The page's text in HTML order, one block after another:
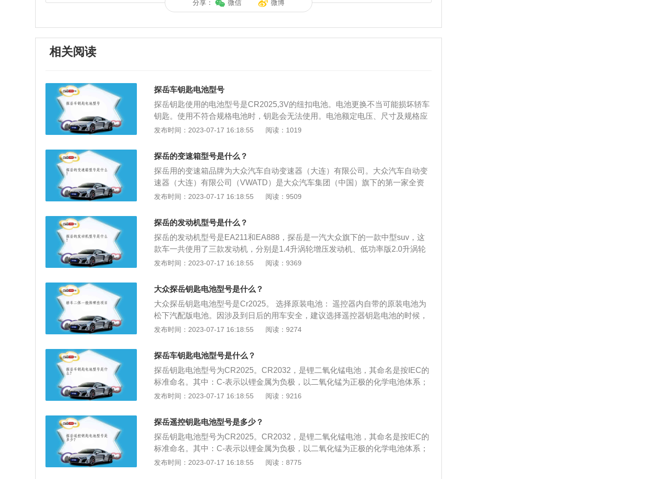
分享： 微信 微博
相关阅读
探岳车钥匙电池型号
探岳钥匙使用的电池型号是CR2025,3V的纽扣电池。电池更换不当可能损坏轿车
钥匙。使用不符合规格电池时，钥匙会无法使用。电池额定电压、尺寸及规格应
相同。CR2032是一种锂锰二氧化电池，根据IEC标准命名。其中包括：C-代表以
如果是方形，F会代替；20表示电池直径为20mm；25表示电池的高度为2.5m
m；标称电压为3.0V，端点电压为2.0V，额定容量为140-170mAh。CR2025的寿
命通常为5年。如果厂商制造水平不高或者质量控制不好，其寿命会大大缩短。
国内一线品牌电池基本能保证这个寿命。如果使用环境比较理想（密封、常温、
无水干扰等）。
发布时间：2023-07-17 16:18:55 阅读：1019
探岳的变速箱型号是什么？
探岳用的变速箱品牌为大众汽车自动变速器（大连）有限公司。大众汽车自动变
速器（大连）有限公司（VWATD）是大众汽车集团（中国）旗下的第一家全资
子公司。于2007年09月24日成立，公司位于大连，主要生产最新型双离合自动变
变速箱油中的双离合变速箱，双离合变速箱有两种，一种是干式，一种是湿
式。 探岳的变速箱在日常使用中，要注意以下几点：不可长时间不更换变速箱
油。长时间不更换变速箱油会导致变速箱内轴承、壳体等部件的损坏；避免长时
间空挡滑行。在驾驶手动挡车型时，很多“老司机”会采用空挡滑行的操作，但对
自动挡车型来说，空挡滑行会导致自动变速箱过热、再次挂入D挡时会产生一定
辆没有停稳时直接挂入反向挡位，这样对变速箱内齿轮的伤害较高，长时间的话
会造成打齿等故障；不要频繁D挡爬陡坡。在面对一些陡坡路段时，自动挡车辆
往往会因为高负荷而过热，或过早升挡导致爬坡无力，这时可以用手动模式限定
时，应使用板式拖车，在车辆处于N挡时移动至托板上，而不能使用拖车绳等，
发布时间：2023-07-17 16:18:55 阅读：9509
探岳的发动机型号是什么？
探岳的发动机型号是EA211和EA888，探岳是一汽大众旗下的一款中型suv，这
款车一共使用了三款发动机，分别是1.4升涡轮增压发动机、低功率版2.0升涡轮
增压发动机、高功率版2.0升涡轮增压发动机。探岳的车身尺寸长宽高分别是458
力量感，探岳拥有可视面积高达1.18平方米的全景天窗、矩阵式尾灯和多达24处
十色可调内饰氛围灯，其前引擎盖上的8条棱线、蜂窝链式前格栅和立体的尾部
造型则充分体现出先锋感。
发布时间：2023-07-17 16:18:55 阅读：9369
大众探岳钥匙电池型号是什么？
大众探岳钥匙电池型号是Cr2025。 选择原装电池： 遥控器内自带的原装电池为
松下汽配版电池。因涉及到日后的用车安全，建议选择遥控器钥匙电池的时候，
尽量选择原装原厂电池，避免贪图小便宜而因小失大。 电池没电提示： 当探岳遥
个提示后，并不是马上就没电，遥控器钥匙还可以勉强使用半个月左右。
发布时间：2023-07-17 16:18:55 阅读：9274
探岳车钥匙电池型号是什么？
探岳钥匙电池型号为CR2025。CR2032，是锂二氧化锰电池，其命名是按IEC的
标准命名。其中：C-表示以锂金属为负极，以二氧化锰为正极的化学电池体系；
R-表示电池的形状为圆柱形，如果是方形则F替代；20表示电池的直径是20m
为2.0V，额定容量为140-170mAh不等。CR2025通常是5年寿命，如果生产厂家
制造水平不高，或品质控制不好，其寿命会大大缩短。国内一线品牌的电池基本
可保证这个寿命。如使用环境很理想(密封，常温，无水份等干扰)其寿命会进一
步延长，可达8年，甚至10年。一般，汽车钥匙电池更换，只需要以下3步：第一
步，取下机械钥匙。按住智能钥匙侧面的锁扣，就能取下机械钥匙。第二步，打
发布时间：2023-07-17 16:18:55 阅读：9216
探岳遥控钥匙电池型号是多少？
探岳钥匙电池型号为CR2025。CR2032，是锂二氧化锰电池，其命名是按IEC的
标准命名。其中：C-表示以锂金属为负极，以二氧化锰为正极的化学电池体系；
R-表示电池的形状为圆柱形，如果是方形则F替代；20表示电池的直径是20m
发布时间：2023-07-17 16:18:55 阅读：8775